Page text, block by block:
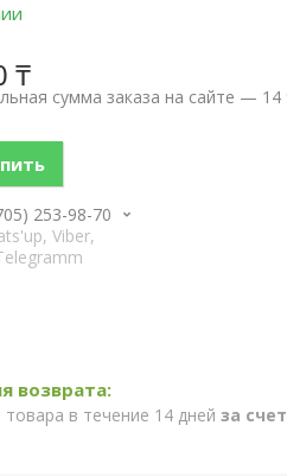
₸
сумма заказа на сайте — 14
253-98-70
Viber,
товара в течение 14 дней за